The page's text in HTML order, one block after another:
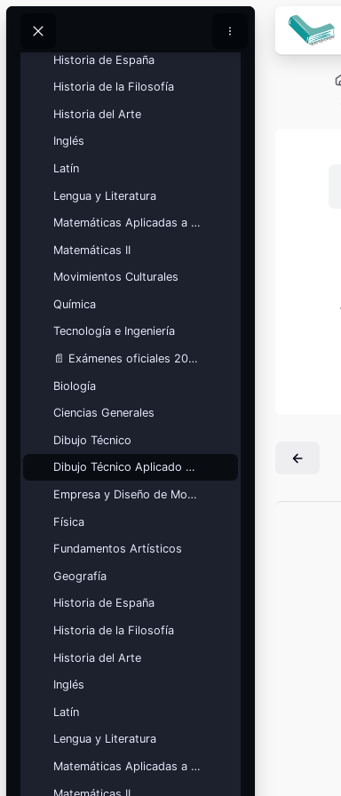
Buscar
Calendario
académico
Festivos, vacaciones y fechas
Ver calendario
Mis cursos
¡Nos GUSTA lo que hacemos y se
NOTA!
Bloques
Fundamentos Artísticos
Historia de España
Historia de la Filosofía
Historia del Arte
Inglés
Latín
Lengua y Literatura
Matemáticas Aplicadas a las Ciencias Sociales
Matemáticas II
Movimientos Culturales
Química
Tecnología e Ingeniería
📄 Exámenes oficiales 2026
Biología
Ciencias Generales
Dibujo Técnico
Dibujo Técnico Aplicado a las Artes
Empresa y Diseño de Modelos de Negocio
Física
Fundamentos Artísticos
Geografía
Historia de España
Historia de la Filosofía
Historia del Arte
Inglés
Latín
Lengua y Literatura
Matemáticas Aplicadas a las Ciencias Sociales